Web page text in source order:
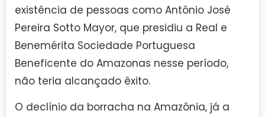
existência de pessoas como Antônio José
Pereira Sotto Mayor, que presidiu a Real e
Benemérita Sociedade Portuguesa
Beneficente do Amazonas nesse período,
não teria alcançado êxito.
O declínio da borracha na Amazônia, já a